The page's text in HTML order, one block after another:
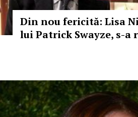
Din nou fericită: Lisa
lui Patrick Swayze, s-a